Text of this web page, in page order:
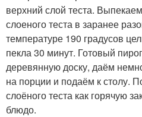
верхний слой теста.
слоеного теста в заранее
температуре 190 градусов
пекла 30 минут. Готовый
деревянную доску, даём
на порции и подаём к столу.
слоёного теста как горячую
блюдо.